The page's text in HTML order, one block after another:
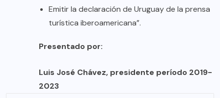
Emitir la declaración de Uruguay de la prensa
turística iberoamericana”.
Presentado por:
Luis José Chávez, presidente período 2019-
2023